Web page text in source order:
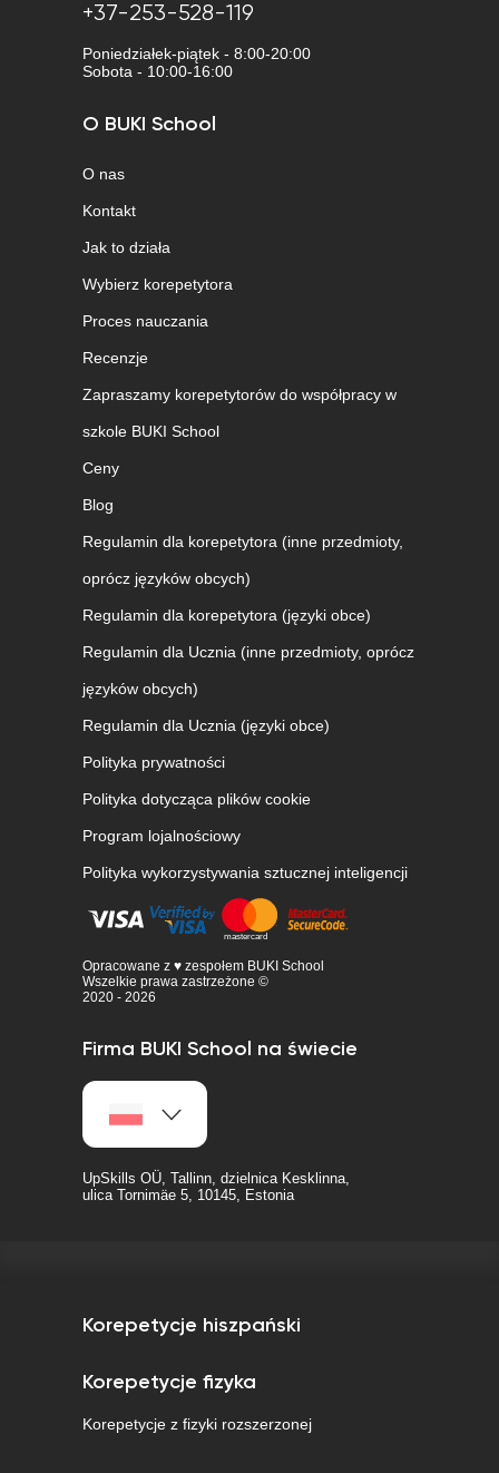
+37-253-528-119
Poniedziałek-piątek - 8:00-20:00
Sobota - 10:00-16:00
O BUKI School
O nas
Kontakt
Jak to działa
Wybierz korepetytora
Proces nauczania
Recenzje
Zapraszamy korepetytorów do współpracy w
szkole BUKI School
Ceny
Blog
Regulamin dla korepetytora (inne przedmioty,
oprócz języków obcych)
Regulamin dla korepetytora (języki obce)
Regulamin dla Ucznia (inne przedmioty, oprócz
języków obcych)
Regulamin dla Ucznia (języki obce)
Polityka prywatności
Polityka dotycząca plików cookie
Program lojalnościowy
Polityka wykorzystywania sztucznej inteligencji
Opracowane z ♥ zespołem BUKI School
Wszelkie prawa zastrzeżone ©
2020 - 2026
Firma BUKI School na świecie
UpSkills OÜ, Tallinn, dzielnica Kesklinna,
ulica Tornimäe 5, 10145, Estonia
Korepetycje hiszpański
Korepetycje fizyka
Korepetycje z fizyki rozszerzonej